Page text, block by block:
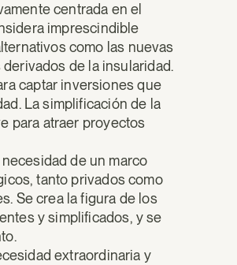
centrada en el
imprescindible
como las nuevas
de la insularidad.
captar inversiones que
La simplificación de la
para atraer proyectos
de un marco
tanto privados como
Se crea la figura de los
y simplificados, y se
extraordinaria y